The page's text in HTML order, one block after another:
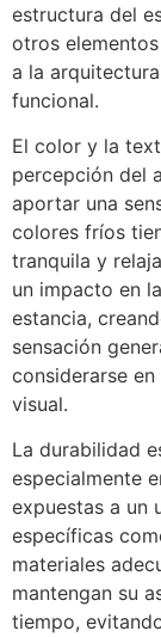
estructura del
otros
a la
funcional.
El color y la
percepción del
aportar una
colores fríos
tranquila y
un impacto en
estancia,
sensación
considerarse
visual.
La durabilidad
especialmente
expuestas a un
específicas
materiales
mantengan su
tiempo,